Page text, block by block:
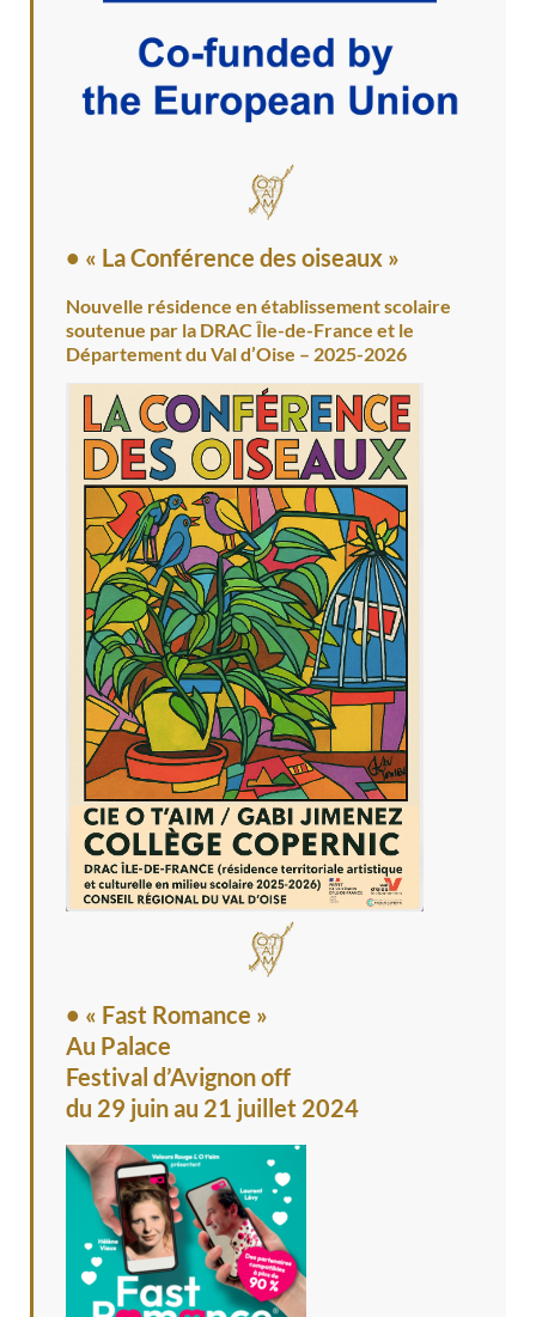
• « La Conférence des oiseaux »
Nouvelle résidence en établissement scolaire
soutenue par la DRAC Île-de-France et le
Département du Val d’Oise – 2025-2026
• « Fast Romance »
Au Palace
Festival d’Avignon off
du 29 juin au 21 juillet 2024